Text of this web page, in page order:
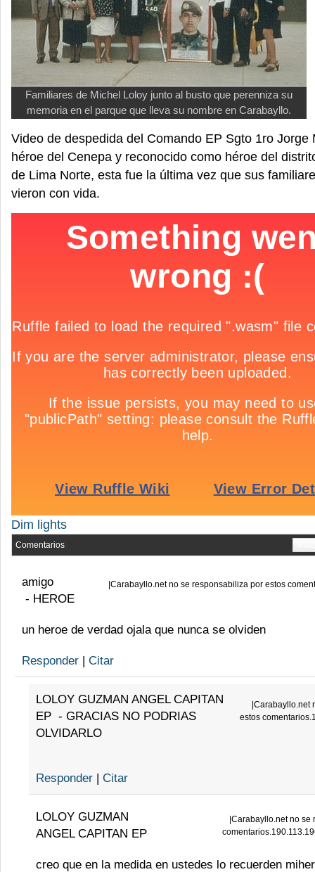
Familiares de Michel Loloy junto al busto que perenniza su
memoria en el parque que lleva su nombre en Carabayllo.
Video de despedida del Comando EP Sgto 1ro Jorge
héroe del Cenepa y reconocido como héroe del
de Lima Norte, esta fue la última vez que sus
vieron con vida.
Dim lights
Comentarios
amigo
- HEROE
Carabayllo.net no se responsabiliza por estos
un heroe de verdad ojala que nunca se olviden
Responder | Citar
LOLOY GUZMAN ANGEL CAPITAN
EP - GRACIAS NO PODRIAS
OLVIDARLO
Carabayllo.net
estos
Responder | Citar
LOLOY GUZMAN
ANGEL CAPITAN EP
Carabayllo.net no se
creo que en la medida en ustedes lo recuerden